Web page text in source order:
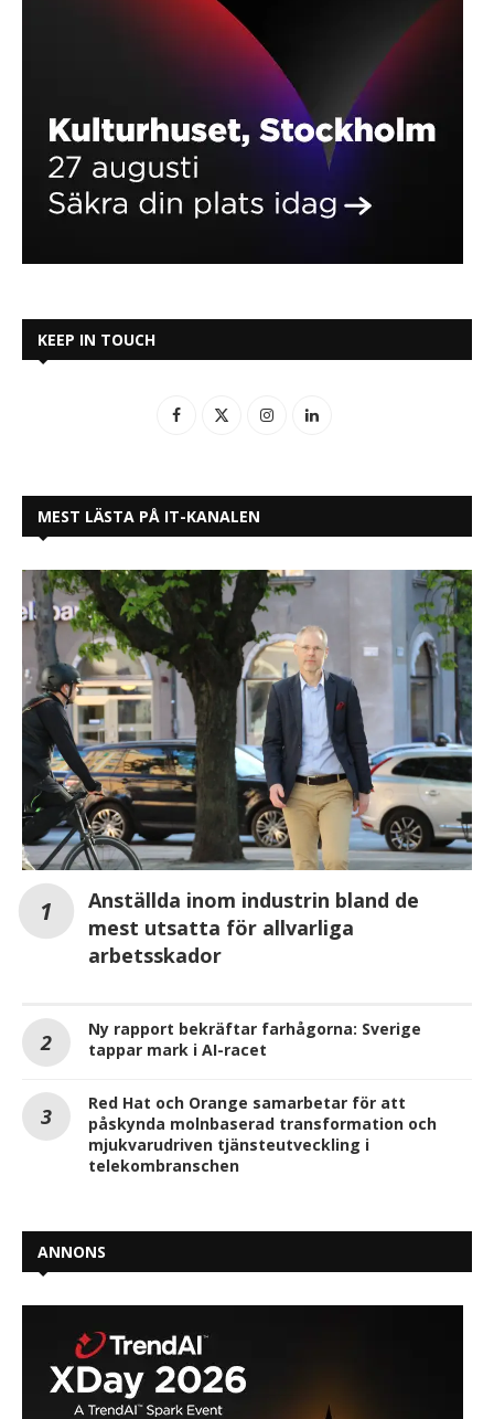
KEEP IN TOUCH
MEST LÄSTA PÅ IT-KANALEN
Anställda inom industrin bland de
mest utsatta för allvarliga
arbetsskador
Ny rapport bekräftar farhågorna: Sverige
tappar mark i AI-racet
Red Hat och Orange samarbetar för att
påskynda molnbaserad transformation och
mjukvarudriven tjänsteutveckling i
telekombranschen
ANNONS